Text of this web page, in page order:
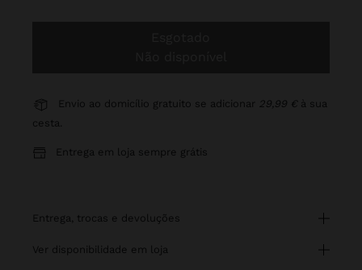
Envio ao domicílio gratuito se adicionar 29,99 € à sua
cesta.
Entrega em loja sempre grátis
entrega, trocas e devoluções
ver disponibilidade em loja